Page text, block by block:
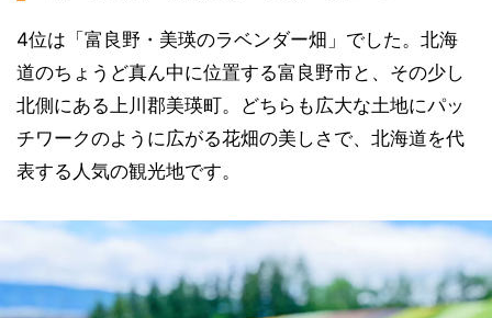
4位は「富良野・美瑛のラベンダー畑」でした。北海
道のちょうど真ん中に位置する富良野市と、その少し
北側にある上川郡美瑛町。どちらも広大な土地にパッ
チワークのように広がる花畑の美しさで、北海道を代
表する人気の観光地です。